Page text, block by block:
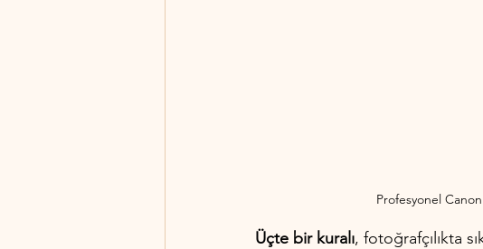
Profesyonel
Üçte bir kuralı, fotoğrafçılıkta